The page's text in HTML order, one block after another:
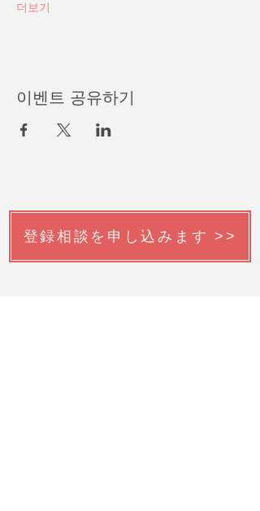
더보기
이벤트 공유하기
登録相談を申し込みます >>